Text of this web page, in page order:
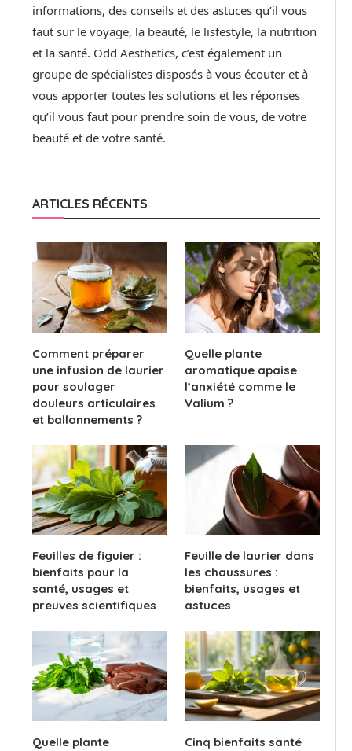
informations, des conseils et des astuces qu’il vous
faut sur le voyage, la beauté, le lisfestyle, la nutrition
et la santé. Odd Aesthetics, c’est également un
groupe de spécialistes disposés à vous écouter et à
vous apporter toutes les solutions et les réponses
qu’il vous faut pour prendre soin de vous, de votre
beauté et de votre santé.
ARTICLES RÉCENTS
Comment préparer
une infusion de laurier
pour soulager
douleurs articulaires
et ballonnements ?
Quelle plante
aromatique apaise
l’anxiété comme le
Valium ?
Feuilles de figuier :
bienfaits pour la
santé, usages et
preuves scientifiques
Feuille de laurier dans
les chaussures :
bienfaits, usages et
astuces
Quelle plante
Cinq bienfaits santé